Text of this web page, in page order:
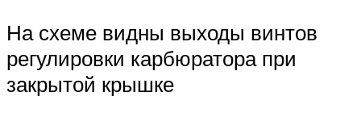
На схеме видны выходы винтов
регулировки карбюратора при
закрытой крышке